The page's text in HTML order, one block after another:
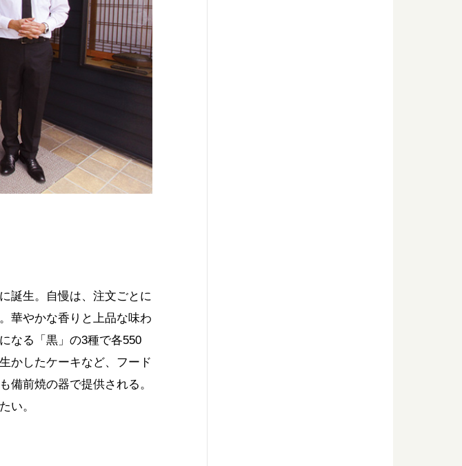
誕生。自慢は、注文ごとに
華やかな香りと上品な味わ
なる「黒」の3種で各550
かしたケーキなど、フード
備前焼の器で提供される。
い。